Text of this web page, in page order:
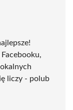
Facebooku,
liczy - polub